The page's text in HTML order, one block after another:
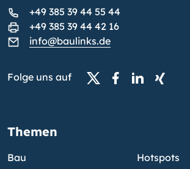
+49 385 39 44 55 44
+49 385 39 44 42 16
info@baulinks.de
Folge uns auf
Themen
Bau
Hotspots